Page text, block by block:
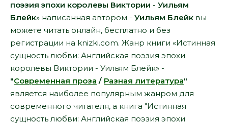
поэзия эпохи королевы Виктории - Уильям
Блейк» написанная автором - Уильям Блейк вы
можете читать онлайн, бесплатно и без
регистрации на knizki.com. Жанр книги «Истинная
сущность любви: Английская поэзия эпохи
королевы Виктории - Уильям Блейк» -
"Современная проза / Разная литература"
является наиболее популярным жанром для
современного читателя, а книга "Истинная
сущность любви: Английская поэзия эпохи